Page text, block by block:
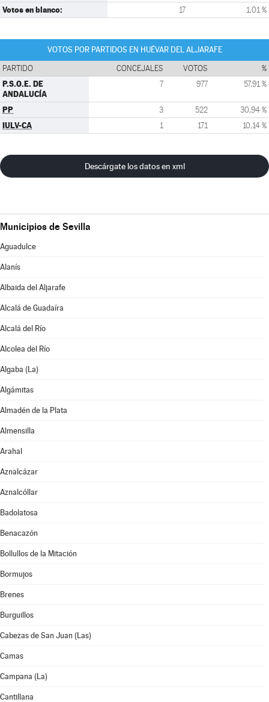
Votos en blanco: 17 1,01 %
VOTOS POR PARTIDOS EN HUÉVAR DEL ALJARAFE
PARTIDO CONCEJALES VOTOS %
P.S.O.E. DE
ANDALUCÍA
7 977 57,91 %
PP 3 522 30,94 %
IULV-CA 1 171 10,14 %
Descárgate los datos en xml
Municipios de Sevilla
Aguadulce
Alanís
Albaida del Aljarafe
Alcalá de Guadaíra
Alcalá del Río
Alcolea del Río
Algaba (La)
Algámitas
Almadén de la Plata
Almensilla
Arahal
Aznalcázar
Aznalcóllar
Badolatosa
Benacazón
Bollullos de la Mitación
Bormujos
Brenes
Burguillos
Cabezas de San Juan (Las)
Camas
Campana (La)
Cantillana